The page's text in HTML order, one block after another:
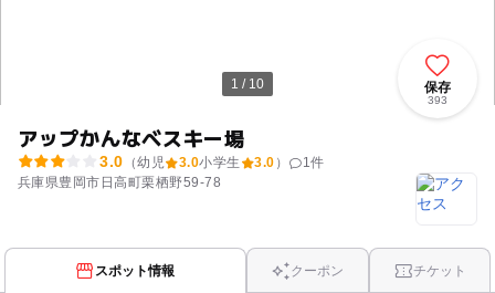
1 / 10
アップかんなべスキー場
3.0 （幼児 3.0小学生 3.0 ） 1件
兵庫県豊岡市日高町栗栖野59-78
保存
393
スポット情報 クーポン チケット